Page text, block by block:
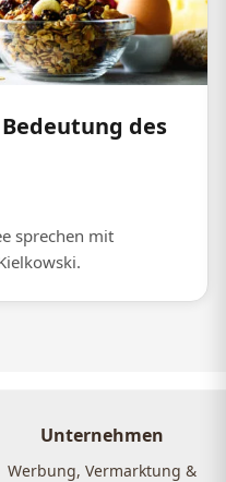
Bedeutung des
sprechen mit
Unternehmen
Werbung, Vermarktung &